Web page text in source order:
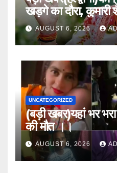
खड़गे का दौरा, कुमारी
।।AUGUST 6, 2026
UNCATEGORIZED
(बड़ी खबर)यहां भर भरा
की मौत ।।
AUGUST 6, 2026